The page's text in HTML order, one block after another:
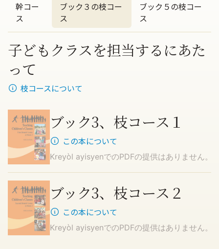
幹コー
ス
ブック３の枝コー
ス
ブック５の枝コー
ス
子どもクラスを担当するにあた
って
枝コースについて
ブック3、枝コース１
この本について
Kreyòl ayisyenでのPDFの提供はありません。
ブック3、枝コース２
この本について
Kreyòl ayisyenでのPDFの提供はありません。